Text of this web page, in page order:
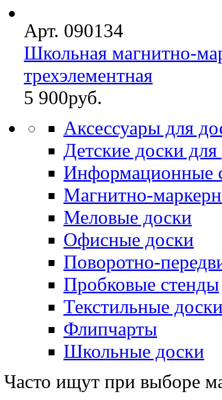
Арт. 090134
Школьная магнитно-
трехэлементная
5 900руб.
Аксессуары для
Детские доски
Информационные
Магнитно-
Меловые доски
Офисные доски
Поворотно-
Пробковые стенды
Текстильные
Флипчарты
Школьные доски
Часто ищут при выборе